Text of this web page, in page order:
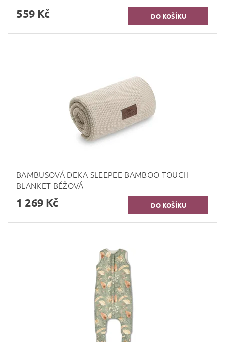
559 Kč
BAMBUSOVÁ DEKA SLEEPEE BAMBOO TOUCH
BLANKET BÉŽOVÁ
1 269 Kč